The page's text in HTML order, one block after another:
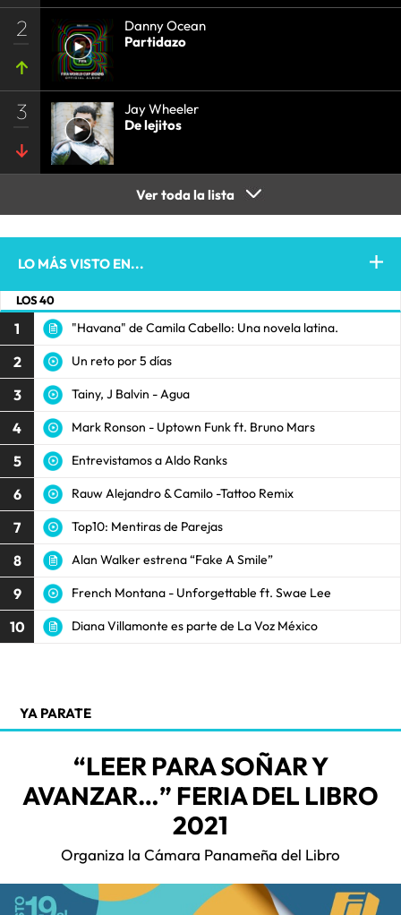
2
Danny Ocean
Partidazo
3
Jay Wheeler
De lejitos
Ver toda la lista
LO MÁS VISTO EN...
LOS 40
1 "Havana" de Camila Cabello: Una novela latina.
2 Un reto por 5 días
3 Tainy, J Balvin - Agua
4 Mark Ronson - Uptown Funk ft. Bruno Mars
5 Entrevistamos a Aldo Ranks
6 Rauw Alejandro & Camilo -Tattoo Remix
7 Top10: Mentiras de Parejas
8 Alan Walker estrena “Fake A Smile”
9 French Montana - Unforgettable ft. Swae Lee
10 Diana Villamonte es parte de La Voz México
YA PARATE
“LEER PARA SOÑAR Y
AVANZAR…” FERIA DEL LIBRO
2021
Organiza la Cámara Panameña del Libro